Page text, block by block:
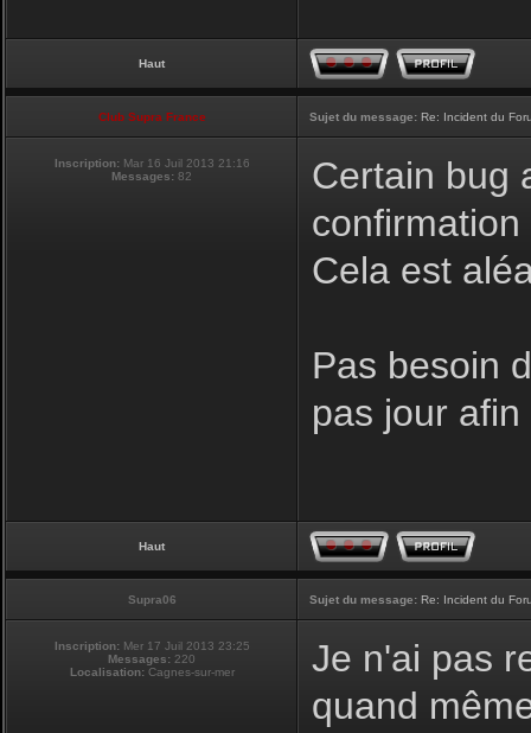
Haut
Club Supra France Sujet du message: Re: Incident du
Inscription: Mar 16 Juil 2013 21:16
Messages: 82
Certain bug
Cela est
Pas besoin
pas jour
Haut
Supra06 Sujet du message: Re: Incident du
Inscription: Mer 17 Juil 2013 23:25
Messages: 220
Localisation:Cagnes-sur-mer
Je n'ai pas
quand